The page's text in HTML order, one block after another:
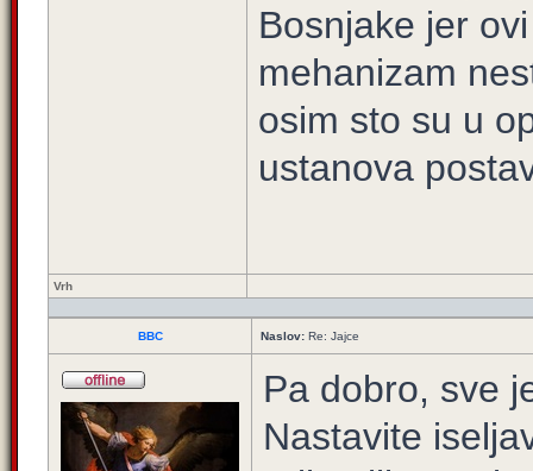
Bosnjake jer
mehanizam
osim sto su u
ustanova
Vrh
BBC Naslov: Re: Jajce
Pa dobro, sve
Nastavite